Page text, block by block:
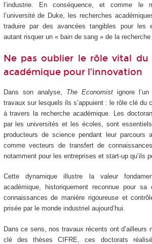
l’industrie. En conséquence, et comme le
l’université de Duke, les recherches
traduire par des avancées tangibles pour les
autant risquer un « bain de sang » de la
Ne pas oublier le rôle vital du
académique pour l’innovation
Dans son analyse, The Economistignore l’un
travaux sur lesquels ils s’appuient : le rôle clé du
à travers la recherche académique. Les
par les universités et les écoles, sont
producteurs de science pendant leur parcours
comme vecteurs de transfert de
notamment pour les entreprises et start-up qu’ils
Cette dynamique illustre la valeur
académique, historiquement reconnue pour
connaissances de manière rigoureuse et
prisée par le monde industriel aujourd’hui.
Dans ce sens, nos travaux récents ont d’ailleurs
clé des thèses CIFRE, ces doctorats